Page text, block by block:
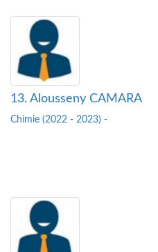
13. Alousseny CAMARA
Chimie (2022 - 2023) -